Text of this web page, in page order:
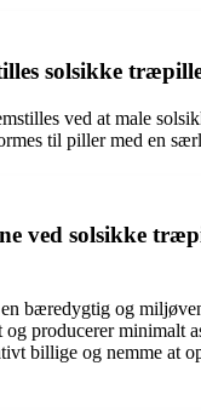
solsikke
ved at male
til piller med en
ved solsikke
bæredygtig og
producerer minimalt
billige og nemme at